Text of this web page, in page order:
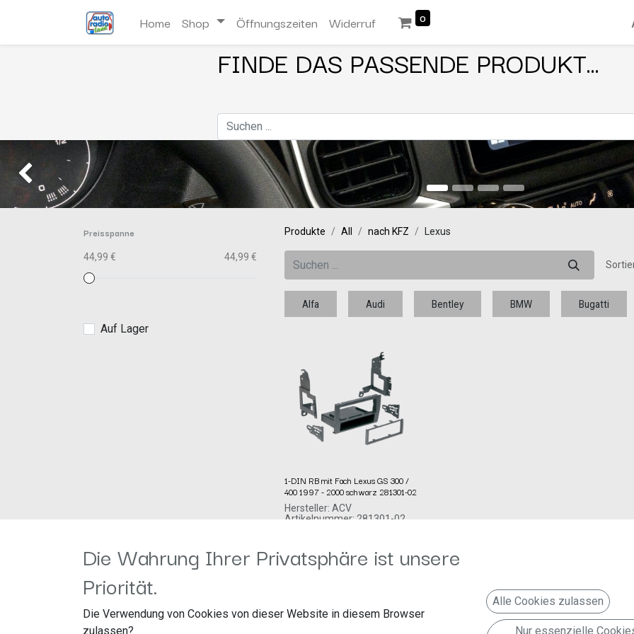
Home Shop Öffnungszeiten Widerruf 0
FINDE DAS PASSENDE PRODUKT...
Zurück
Preisspanne
44,99 € 44,99 €
Auf Lager
Produkte All nach KFZ Lexus
Alfa Audi Bentley BMW Bugatti
1-DIN RB mit Fach Lexus GS 300 /
400 1997 - 2000 schwarz 281301-02
Hersteller: ACV
Artikelnummer: 281301-02
41812 Erkelenz
Die Wahrung Ihrer Privatsphäre ist unsere
Priorität.
Die Verwendung von Cookies von dieser Website in diesem Browser
zulassen?
Alle Cookies zulassen
Nur essenzielle